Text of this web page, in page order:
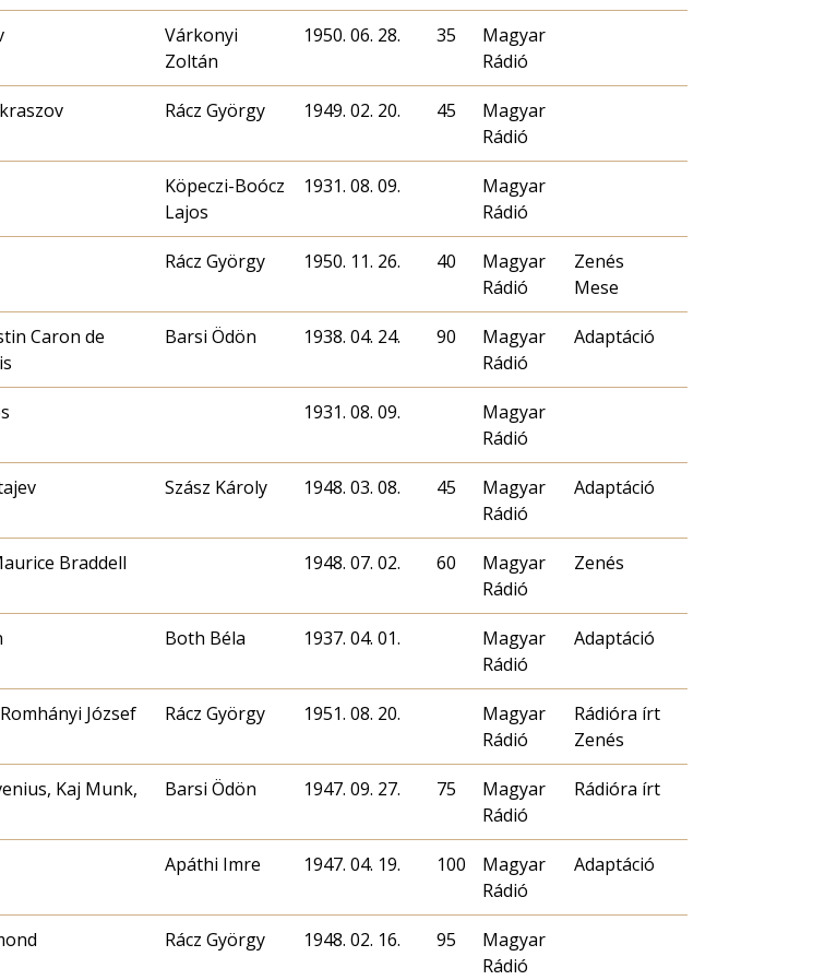
Várkonyi
Zoltán
1950. 06. 28. 35
Magyar
Rádió
Rácz György 1949. 02. 20. 45
Magyar
Rádió
Köpeczi-Boócz
Lajos
1931. 08. 09.
Magyar
Rádió
Rácz György 1950. 11. 26. 40
Magyar
Rádió
Zenés
Mese
Caron de
Barsi Ödön 1938. 04. 24. 90
Magyar
Rádió
Adaptáció
1931. 08. 09.
Magyar
Rádió
Szász Károly 1948. 03. 08. 45
Magyar
Rádió
Adaptáció
Braddell 1948. 07. 02. 60
Magyar
Rádió
Zenés
Both Béla 1937. 04. 01.
Magyar
Rádió
Adaptáció
József Rácz György 1951. 08. 20.
Magyar
Rádió
Rádióra írt
Zenés
Kaj Munk,
Barsi Ödön 1947. 09. 27. 75
Magyar
Rádió
Rádióra írt
Apáthi Imre 1947. 04. 19. 100
Magyar
Rádió
Adaptáció
Rácz György 1948. 02. 16. 95
Magyar
Rádió